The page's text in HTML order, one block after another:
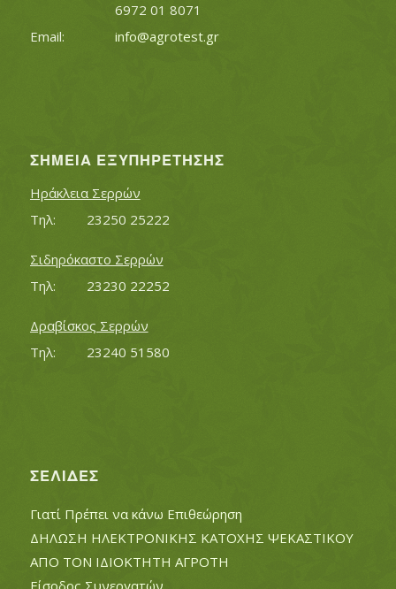
			6972 01 8071
info@agrotest.gr
ΣΗΜΕΊΑ ΕΞΥΠΗΡΈΤΗΣΗΣ
Ηράκλεια Σερρών
Τηλ:		23250 25222
Σιδηρόκαστο Σερρών
Τηλ:		23230 22252
Δραβίσκος Σερρών
Τηλ:		23240 51580
ΣΕΛΊΔΕΣ
Γιατί Πρέπει να κάνω Επιθεώρηση
ΔΗΛΩΣΗ ΗΛΕΚΤΡΟΝΙΚΗΣ ΚΑΤΟΧΗΣ ΨΕΚΑΣΤΙΚΟΥ
ΑΠΟ ΤΟΝ ΙΔΙΟΚΤΗΤΗ ΑΓΡΟΤΗ